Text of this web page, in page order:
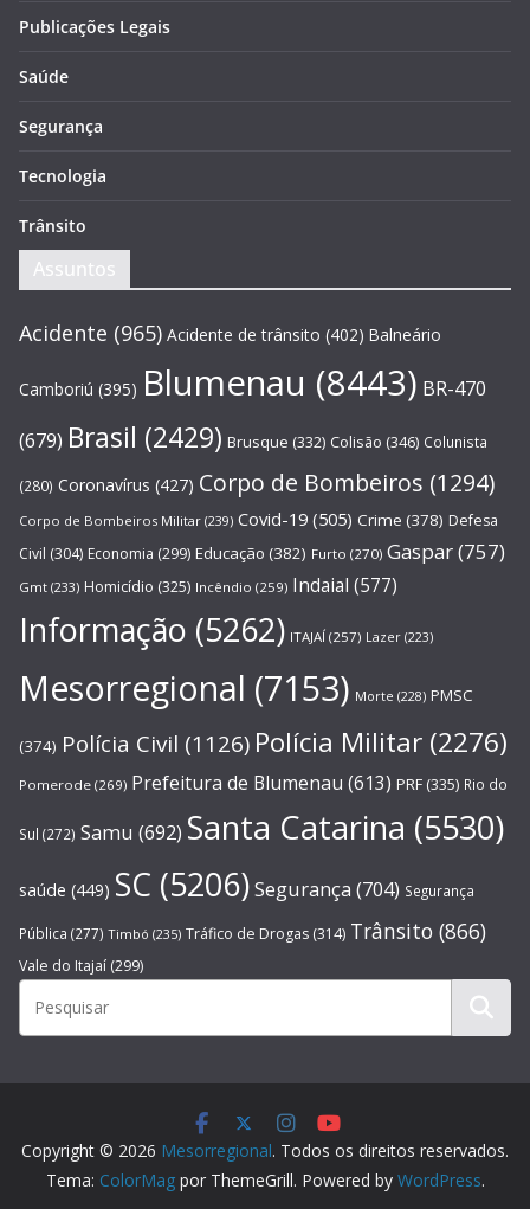
Publicações Legais
Saúde
Segurança
Tecnologia
Trânsito
Assuntos
Acidente (965) Acidente de trânsito (402) Balneário
Camboriú (395) Blumenau (8443) BR-470
(679) Brasil (2429) Brusque (332) Colisão (346) Colunista
(280) Coronavírus (427) Corpo de Bombeiros (1294)
Corpo de Bombeiros Militar (239) Covid-19 (505) Crime (378) Defesa
Civil (304) Economia (299) Educação (382) Furto (270) Gaspar(757)
Gmt (233) Homicídio (325) Incêndio (259) Indaial (577)
Informação (5262) ITAJAÍ (257) Lazer (223)
Mesorregional (7153) Morte (228) PMSC
(374) Polícia Civil (1126) Polícia Militar (2276)
Pomerode (269) Prefeitura de Blumenau (613) PRF (335) Rio do
Sul (272) Samu (692) Santa Catarina (5530)
saúde (449) SC (5206)Segurança (704) Segurança
Pública (277) Timbó (235) Tráfico de Drogas (314) Trânsito (866)
Vale do Itajaí (299)
Copyright © 2026 Mesorregional. Todos os direitos reservados.
Tema: ColorMagpor ThemeGrill. Powered by WordPress.